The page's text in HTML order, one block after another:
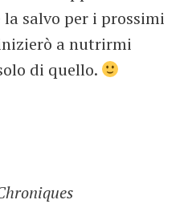
salvo per i prossimi
a nutrirmi
di quello.